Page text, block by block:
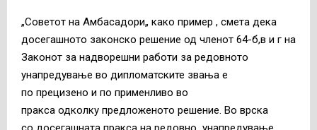
„Советот на Амбасадори„ како пример , смета дека
досегашното законско решение од членот 64-б,в и г на
Законот за надворешни работи за редовното
унапредување во дипломатските звања е
по прецизено и по применливо во
пракса одколку предложеното решение. Во врска